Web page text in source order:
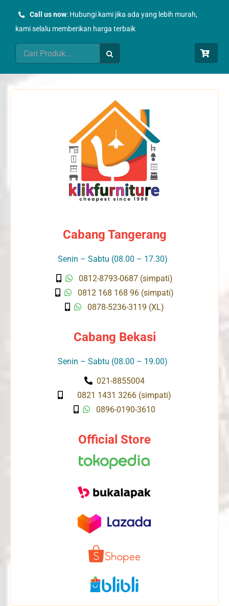
Call us now: Hubungi kami jika ada yang lebih murah,
kami selalu memberikan harga terbaik
Search
for:
Cabang Tangerang
Senin – Sabtu (08.00 – 17.30)
0812-8793-0687 (simpati)
0812 168 168 96 (simpati)
0878-5236-3119 (XL)
Cabang Bekasi
Senin – Sabtu (08.00 – 19.00)
021-8855004
0821 1431 3266 (simpati)
0896-0190-3610
Official Store